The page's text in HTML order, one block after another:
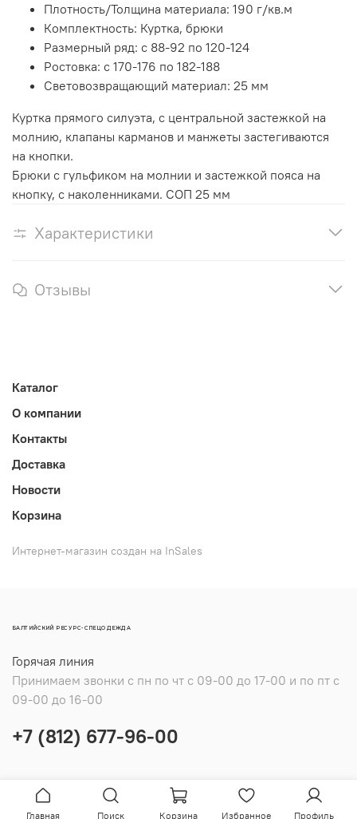
Плотность/Толщина материала: 190 г/кв.м
Комплектность: Куртка, брюки
Размерный ряд: с 88-92 по 120-124
Ростовка: с 170-176 по 182-188
Световозвращающий материал: 25 мм
Куртка прямого силуэта, с центральной застежкой на
молнию, клапаны карманов и манжеты застегиваются
на кнопки.
Брюки с гульфиком на молнии и застежкой пояса на
кнопку, с наколенниками. СОП 25 мм
Характеристики
Отзывы
Каталог
О компании
Контакты
Доставка
Новости
Корзина
Интернет-магазин создан на InSales
БАЛТИЙСКИЙ РЕСУРС-СПЕЦОДЕЖДА
Горячая линия
Принимаем звонки с пн по чт с 09-00 до 17-00 и по пт с
09-00 до 16-00
+7 (812) 677-96-00
Главная Поиск Корзина Избранное Профиль